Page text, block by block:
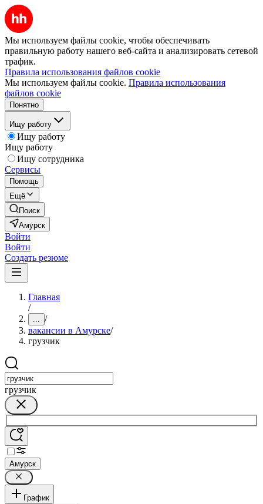
Мы используем файлы cookie, чтобы обеспечивать
правильную работу нашего веб-сайта и анализировать сетевой
трафик.
Правила использования файлов cookie
Мы используем файлы cookie. Правила использования
файлов cookie
Понятно
Ищу работу
Ищу работу
Ищу работу
Ищу сотрудника
Сервисы
Помощь
Ещё
Поиск
Амурск
Войти
Войти
Создать резюме
Главная
/
... /
вакансии в Амурске/
грузчик
грузчик
Амурск
График